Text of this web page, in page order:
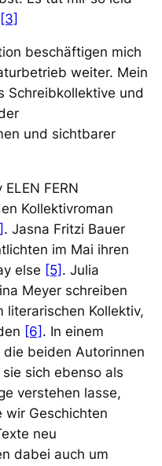
[3]
beschäftigen mich
weiter. Mein
Schreibkollektive und
und sichtbarer
FERN
Kollektivroman
. Jasna Fritzi Bauer
im Mai ihren
else [5] . Julia
Meyer schreiben
literarischen Kollektiv,
[6] . In einem
beiden Autorinnen
sich ebenso als
verstehen lasse,
wir Geschichten
neu
dabei auch um